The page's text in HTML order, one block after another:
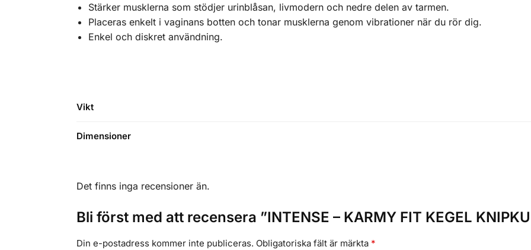
Stärker musklerna som stödjer urinblåsan, livmodern och nedre delen av tarmen.
Placeras enkelt i vaginans botten och tonar musklerna genom vibrationer när du rör dig.
Enkel och diskret användning.
Vikt
Dimensioner
Det finns inga recensioner än.
Bli först med att recensera ”INTENSE – KARMY FIT KEGEL
Din e-postadress kommer inte publiceras. Obligatoriska fält är märkta *